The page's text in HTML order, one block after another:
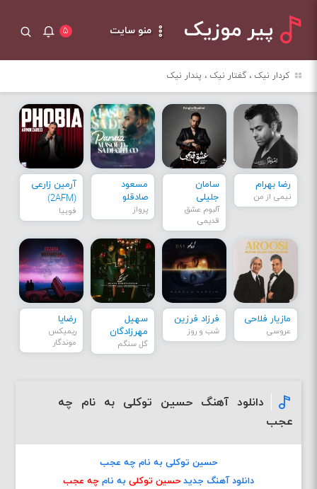
پیر موزیک منو سایت ۵
کردار نیک ، گفتار نیک ، پندار نیک
رضا بهرام
نیمی از من
سامان
جلیلی
آلبوم عشق
قدیمی
مسعود
صادقلو
پرواز
آرمین زارعی
(2AFM)
فوبیا
مازیار فلاحی
عروسی
فرزاد فرزین
شب و روز
سهیل
مهرزادگان
گل سنگم
رضایا
ریمیکس
موندگار
دانلود آهنگ حسین توکلی به نام چه
عجب
حسین توکلی به نام چه عجب
دانلود آهنگ جدید حسین توکلی به نام چه عجب